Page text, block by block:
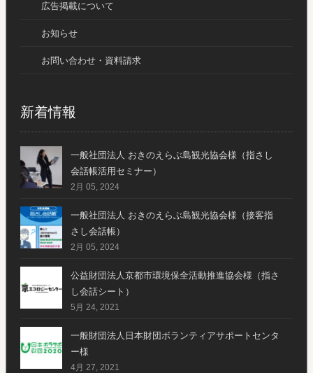
広告掲載について
お知らせ
お問い合わせ・資料請求
新着情報
一般社団法人 おきのえらぶ島観光協会様（指さし
会話帳活用セミナー）
2月 05, 2024
一般社団法人 おきのえらぶ島観光協会様（接客指
さし会話帳）
2月 05, 2024
公益財団法人京都市環境保全活動推進協会様（指さ
し会話シート）
5月 24, 2021
一般財団法人日本財団ボランティアサポートセンタ
ー様
4月 27, 2021